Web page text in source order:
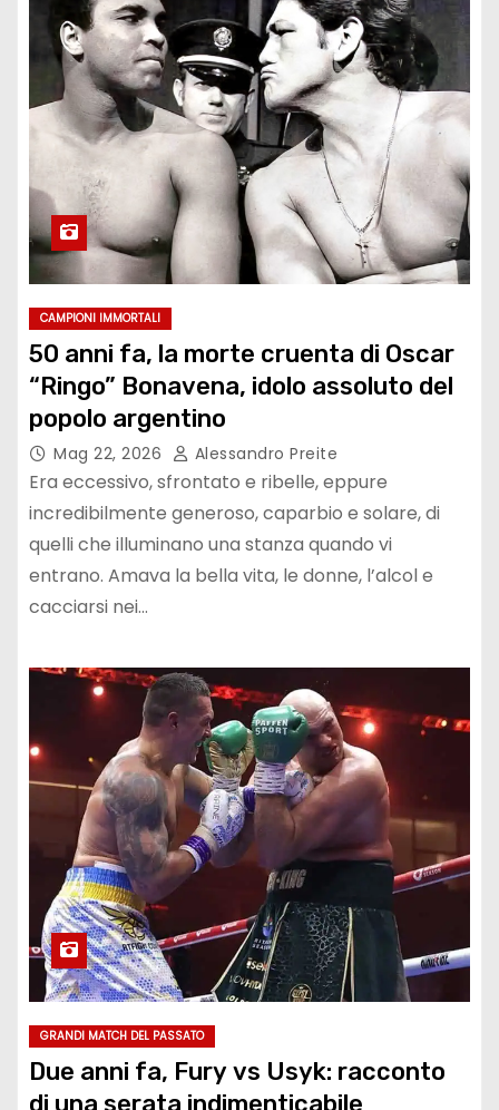
CAMPIONI IMMORTALI
50 anni fa, la morte cruenta di Oscar
“Ringo” Bonavena, idolo assoluto del
popolo argentino
Mag 22, 2026 Alessandro Preite
Era eccessivo, sfrontato e ribelle, eppure
incredibilmente generoso, caparbio e solare, di
quelli che illuminano una stanza quando vi
entrano. Amava la bella vita, le donne, l’alcol e
cacciarsi nei…
GRANDI MATCH DEL PASSATO
Due anni fa, Fury vs Usyk: racconto
di una serata indimenticabile